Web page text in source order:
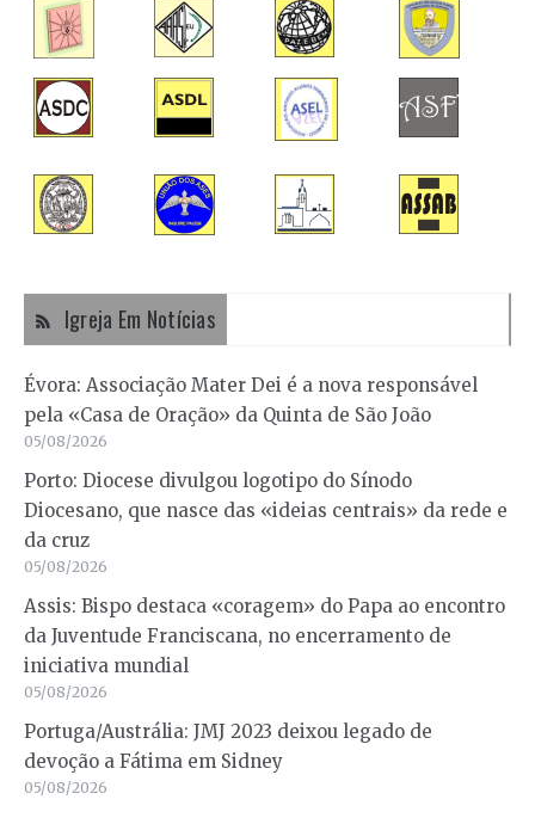
Igreja Em Notícias
Évora: Associação Mater Dei é a nova responsável
pela «Casa de Oração» da Quinta de São João
05/08/2026
Porto: Diocese divulgou logotipo do Sínodo
Diocesano, que nasce das «ideias centrais» da rede e
da cruz
05/08/2026
Assis: Bispo destaca «coragem» do Papa ao encontro
da Juventude Franciscana, no encerramento de
iniciativa mundial
05/08/2026
Portuga/Austrália: JMJ 2023 deixou legado de
devoção a Fátima em Sidney
05/08/2026